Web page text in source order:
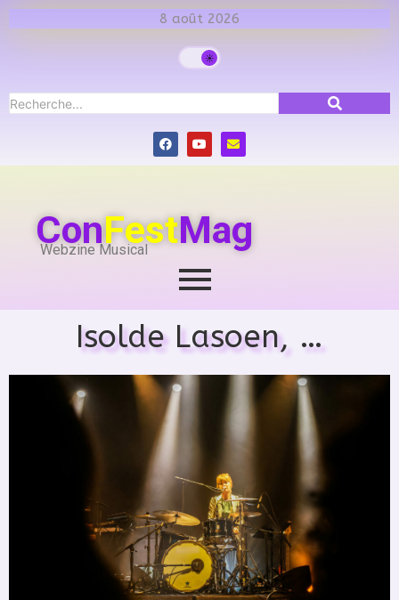
8 août 2026
ConFestMag
Webzine Musical
Isolde Lasoen, …